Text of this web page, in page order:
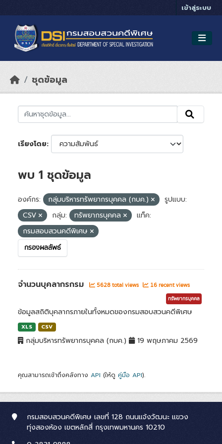
เข้าสู่ระบบ
ชุดข้อมูล
เรียงโดย
พบ 1 ชุดข้อมูล
องค์กร: กลุ่มบริหารทรัพยากรบุคคล (กบค.)
รูปแบบ:
CSV
กลุ่ม: ทรัพยากรบุคคล
แท็ค:
กรมสอบสวนคดีพิเศษ
กรองผลลัพธ์
จำนวนบุคลากรกรม 5628 total views 16 recent views
ทรัพยากรบุคคล
ข้อมูลสถิติบุคลากรภายในทั้งหมดของกรมสอบสวนคดีพิเศษ
XLS CSV
กลุ่มบริหารทรัพยากรบุคคล (กบค.) 19 พฤษภาคม 2569
คุณสามารถเข้าถึงคลังทาง API (ให้ดู คู่มือ API).
กรมสอบสวนคดีพิเศษ เลขที่ 128 ถนนแจ้งวัฒนะ แขวง
ทุ่งสองห้อง เขตหลักสี่ กรุงเทพมหานคร 10210